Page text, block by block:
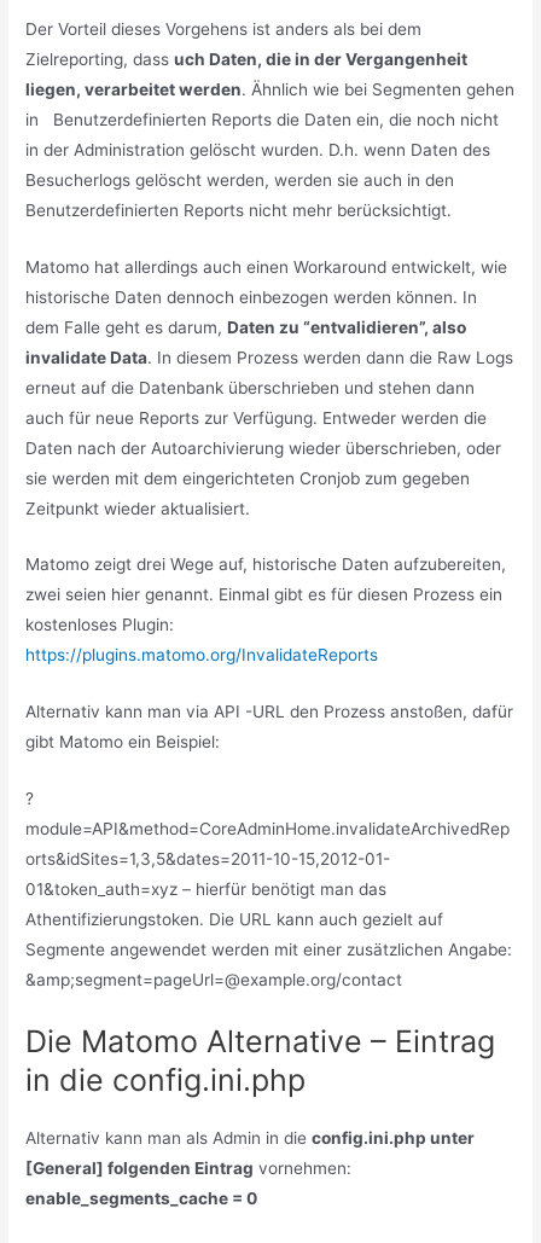
Der Vorteil dieses Vorgehens ist anders als bei dem
Zielreporting, dassuch Daten, die in der Vergangenheit
liegen, verarbeitet werden. Ähnlich wie bei Segmenten gehen
in Benutzerdefinierten Reports die Daten ein, die noch nicht
in der Administration gelöscht wurden. D.h. wenn Daten des
Besucherlogs gelöscht werden, werden sie auch in den
Benutzerdefinierten Reports nicht mehr berücksichtigt.
Matomo hat allerdings auch einen Workaround entwickelt, wie
historische Daten dennoch einbezogen werden können. In
dem Falle geht es darum,Daten zu “entvalidieren”, also
invalidate Data. In diesem Prozess werden dann die Raw Logs
erneut auf die Datenbank überschrieben und stehen dann
auch für neue Reports zur Verfügung. Entweder werden die
Daten nach der Autoarchivierung wieder überschrieben, oder
sie werden mit dem eingerichteten Cronjob zum gegeben
Zeitpunkt wieder aktualisiert.
Matomo zeigt drei Wege auf, historische Daten aufzubereiten,
zwei seien hier genannt. Einmal gibt es für diesen Prozess ein
kostenloses Plugin:
https://plugins.matomo.org/InvalidateReports
Alternativ kann man via API -URL den Prozess anstoßen, dafür
gibt Matomo ein Beispiel:
?
module=API&method=CoreAdminHome.invalidateArchivedRep
orts&idSites=1,3,5&dates=2011-10-15,2012-01-
01&token_auth=xyz – hierfür benötigt man das
Athentifizierungstoken. Die URL kann auch gezielt auf
Segmente angewendet werden mit einer zusätzlichen Angabe:
&amp;segment=pageUrl=@example.org/contact
Die Matomo Alternative – Eintrag
in die config.ini.php
Alternativ kann man als Admin in dieconfig.ini.php unter
[General] folgenden Eintrag vornehmen:
enable_segments_cache = 0